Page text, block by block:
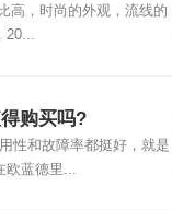
高，时尚的外观，流线的
20...
购买吗?
性和故障率都挺好，就是
欧蓝德里...